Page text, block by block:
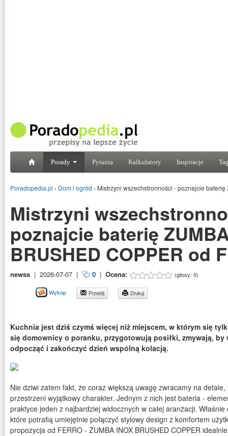
Porady Pytania Kalkulatory Inspiracje
Poradopedia.pl › Dom i ogród › Mistrzyni wszechstronności - poznajcie
Mistrzyni
poznajcie baterię
BRUSHED COPPER od
newss | 2026-07-07 | 0 | Ocena: (głosy: 0)
Wykop Prześlij Drukuj
Kuchnia jest dziś czymś więcej niż miejscem, w którym się
się domownicy o poranku, przygotowują posiłki, zmywają, by
odpocząć i zakończyć dzień wspólną kolacją.
Nie dziwi zatem fakt, że coraz większą uwagę zwracamy na
przestrzeni wyjątkowy charakter. Jednym z nich jest bateria -
praktyce jeden z najbardziej widocznych w całej aranżacji.
które potrafią umiejętnie połączyć stylowy design z komfortem
propozycja od FERRO - ZUMBA INOX BRUSHED COPPER